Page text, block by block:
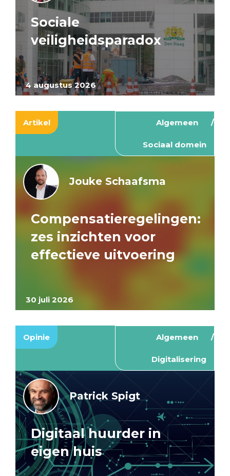
4 augustus 2026
Sociale
veiligheidsparadox
Artikel Algemeen
Sociaal domein
30 juli 2026
Jouke Schaafsma
Compensatieregelingen:
zes inzichten voor
effectieve uitvoering
Opinie Algemeen
Digitalisering
Patrick Spigt
Digitaal huurder in
eigen huis